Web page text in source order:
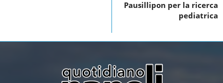
Pausillipon per la ricerca
pediatrica